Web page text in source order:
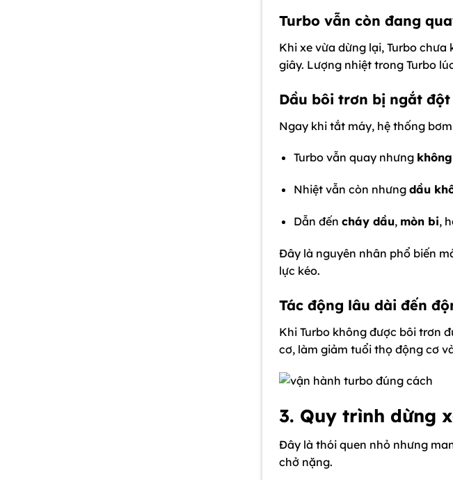
Turbo vẫn còn đang
Khi xe vừa dừng lại, Turbo
giây. Lượng nhiệt trong Turbo
Dầu bôi trơn bị ngắt
Ngay khi tắt máy, hệ thống
Turbo vẫn quay nhưng
Nhiệt vẫn còn nhưng dầu
Dẫn đến cháy dầu, mòn bi,
Đây là nguyên nhân phổ biến
lực kéo.
Tác động lâu dài đến
Khi Turbo không được bôi trơn
cơ, làm giảm tuổi thọ động cơ
3. Quy trình dừng
Đây là thói quen nhỏ nhưng
chở nặng.